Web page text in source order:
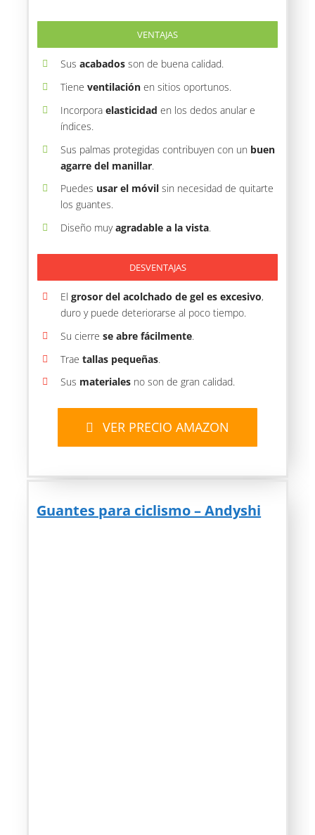
VENTAJAS
Sus acabadosson de buena calidad.
Tiene ventilación en sitios oportunos.
Incorpora elasticidad en los dedos anular e
índices.
Sus palmas protegidas contribuyen con un buen
agarre del manillar.
Puedes usar el móvilsin necesidad de quitarte
los guantes.
Diseño muyagradable a la vista.
DESVENTAJAS
El grosor del acolchado de gel es excesivo,
duro y puede deteriorarse al poco tiempo.
Su cierre se abre fácilmente.
Trae tallas pequeñas.
Sus materiales no son de gran calidad.
VER PRECIO AMAZON
Guantes para ciclismo – Andyshi